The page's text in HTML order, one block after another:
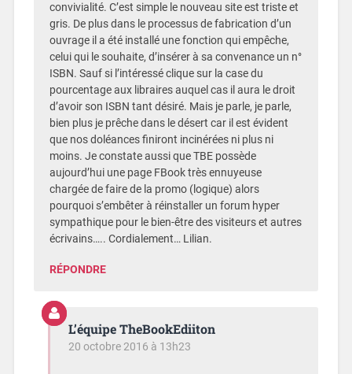
convivialité. C’est simple le nouveau site est triste et
gris. De plus dans le processus de fabrication d’un
ouvrage il a été installé une fonction qui empêche,
celui qui le souhaite, d’insérer à sa convenance un n°
ISBN. Sauf si l’intéressé clique sur la case du
pourcentage aux libraires auquel cas il aura le droit
d’avoir son ISBN tant désiré. Mais je parle, je parle,
bien plus je prêche dans le désert car il est évident
que nos doléances finiront incinérées ni plus ni
moins. Je constate aussi que TBE possède
aujourd’hui une page FBook très ennuyeuse
chargée de faire de la promo (logique) alors
pourquoi s’embêter à réinstaller un forum hyper
sympathique pour le bien-être des visiteurs et autres
écrivains….. Cordialement… Lilian.
RÉPONDRE
L’équipe TheBookEdiiton
20 octobre 2016 à 13h23